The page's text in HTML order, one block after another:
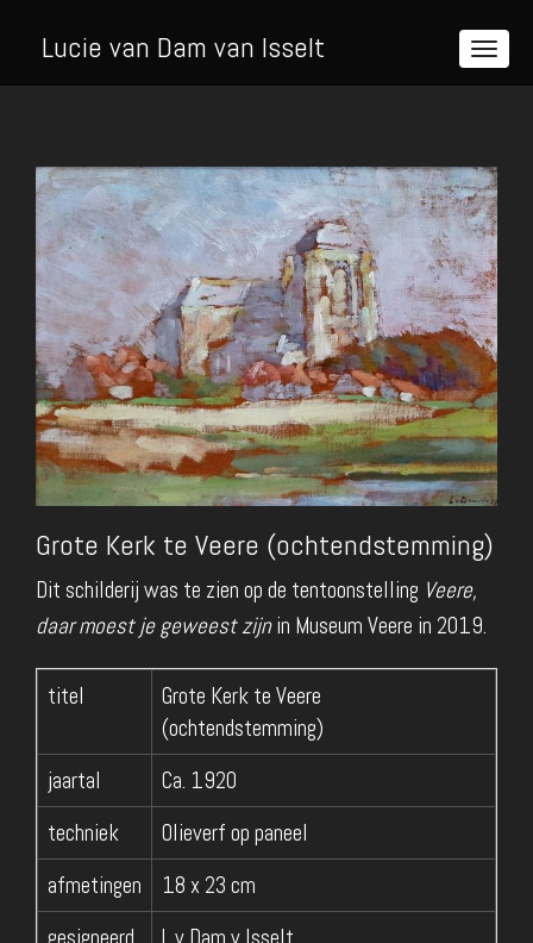
Lucie van Dam van Isselt
Grote Kerk te Veere (ochtendstemming)
Dit schilderij was te zien op de tentoonstelling Veere,
daar moest je geweest zijnin Museum Veere in 2019.
titel
Grote Kerk te Veere
(ochtendstemming)
jaartal
Ca. 1920
techniek
Olieverf op paneel
afmetingen
18 x 23 cm